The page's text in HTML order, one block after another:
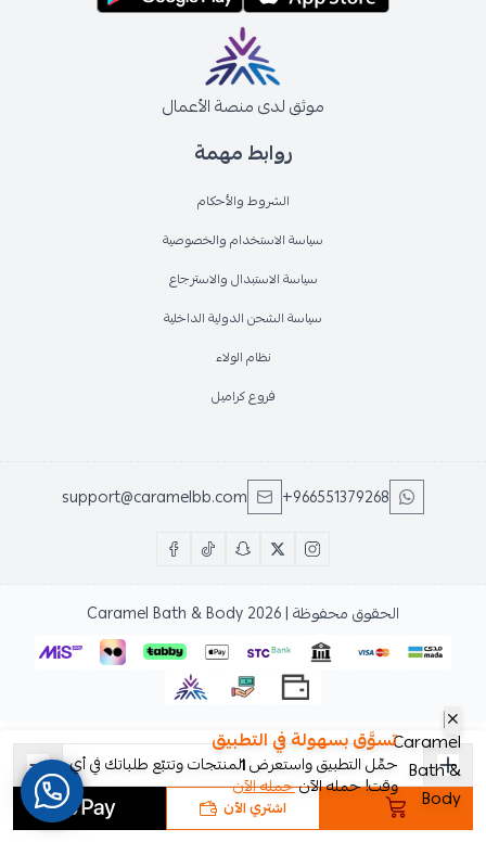
اشتري الآن
روابط مهمة
الشروط والأحكام
سياسة الاستخدام والخصوصية
سياسة الاستبدال والاسترجاع
سياسة الشحن الدولية الداخلية
نظام الولاء
فروع كراميل
موثق لدى منصة الأعمال
+966551379268
support@caramelbb.com
الحقوق محفوظة | 2026 Caramel Bath & Body
تسوَّق بسهولة في التطبيق
حمِّل التطبيق واستعرض المنتجات وتتبّع طلباتك في أي
وقت! حمله الآنحمله الآن